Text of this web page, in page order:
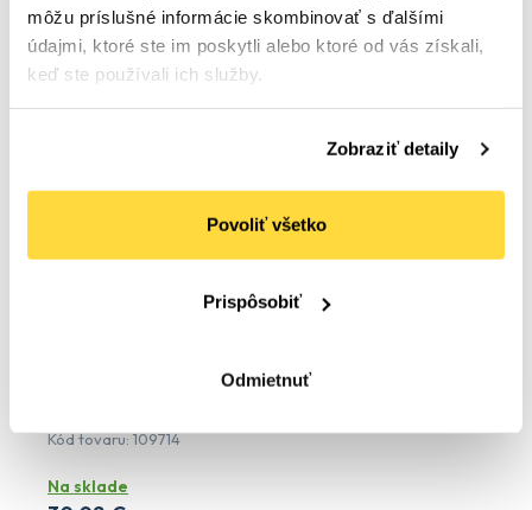
môžu príslušné informácie skombinovať s ďalšími
údajmi, ktoré ste im poskytli alebo ktoré od vás získali,
keď ste používali ich služby.
Zobraziť detaily
Povoliť všetko
Prispôsobiť
Odmietnuť
Kód tovaru: 109714
Na sklade